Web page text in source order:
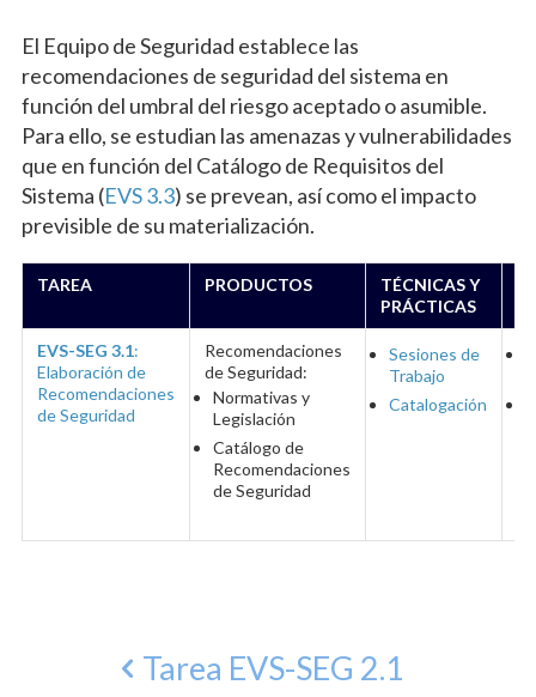
El Equipo de Seguridad establece las
recomendaciones de seguridad del sistema en
función del umbral del riesgo aceptado o asumible.
Para ello, se estudian las amenazas y vulnerabilidades
que en función del Catálogo de Requisitos del
Sistema (EVS 3.3) se prevean, así como el impacto
previsible de su materialización.
TAREA PRODUCTOS
TÉCNICAS Y
PRÁCTICAS
EVS-SEG 3.1:
Elaboración de
Recomendaciones
de Seguridad
Recomendaciones
de Seguridad:
Normativas y
Legislación
Catálogo de
Recomendaciones
de Seguridad
Sesiones de
Trabajo
Catalogación
Tarea EVS-SEG 2.1